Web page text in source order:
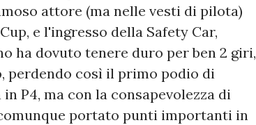
attore (ma nelle vesti di pilota)
e l'ingresso della Safety Car,
ha dovuto tenere duro per ben 2 giri,
perdendo così il primo podio di
P4, ma con la consapevolezza di
portato punti importanti in